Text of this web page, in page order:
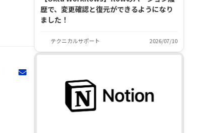
歴で、変更確認と復元ができるようになり
ました！
テクニカルサポート 2026/07/10